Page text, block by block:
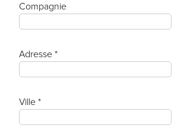
Compagnie
Adresse *
Ville *